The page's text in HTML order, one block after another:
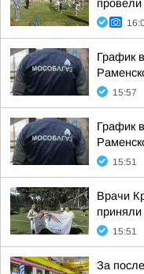
График
15:57
График
15:51
Врачи
приняли
15:51
За